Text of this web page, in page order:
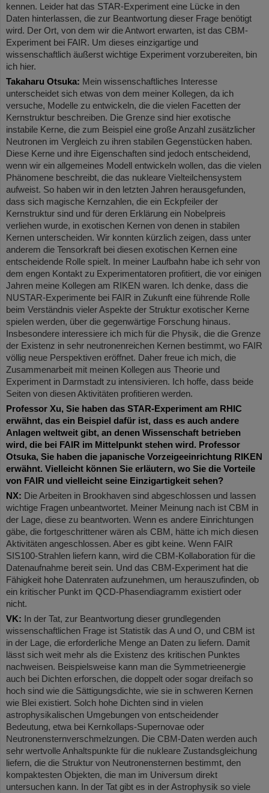
kennen. Leider hat das STAR-Experiment eine Lücke in den
Daten hinterlassen, die zur Beantwortung dieser Frage benötigt
wird. Der Ort, von dem wir die Antwort erwarten, ist das CBM-
Experiment bei FAIR. Um dieses einzigartige und
wissenschaftlich äußerst wichtige Experiment vorzubereiten, bin
ich hier.
Takaharu Otsuka: Mein wissenschaftliches Interesse
unterscheidet sich etwas von dem meiner Kollegen, da ich
versuche, Modelle zu entwickeln, die die vielen Facetten der
Kernstruktur beschreiben. Die Grenze sind hier exotische
instabile Kerne, die zum Beispiel eine große Anzahl zusätzlicher
Neutronen im Vergleich zu ihren stabilen Gegenstücken haben.
Diese Kerne und ihre Eigenschaften sind jedoch entscheidend,
wenn wir ein allgemeines Modell entwickeln wollen, das die vielen
Phänomene beschreibt, die das nukleare Vielteilchensystem
aufweist. So haben wir in den letzten Jahren herausgefunden,
dass sich magische Kernzahlen, die ein Eckpfeiler der
Kernstruktur sind und für deren Erklärung ein Nobelpreis
verliehen wurde, in exotischen Kernen von denen in stabilen
Kernen unterscheiden. Wir konnten kürzlich zeigen, dass unter
anderem die Tensorkraft bei diesen exotischen Kernen eine
entscheidende Rolle spielt. In meiner Laufbahn habe ich sehr von
dem engen Kontakt zu Experimentatoren profitiert, die vor einigen
Jahren meine Kollegen am RIKEN waren. Ich denke, dass die
NUSTAR-Experimente bei FAIR in Zukunft eine führende Rolle
beim Verständnis vieler Aspekte der Struktur exotischer Kerne
spielen werden, über die gegenwärtige Forschung hinaus.
Insbesondere interessiere ich mich für die Physik, die die Grenze
der Existenz in sehr neutronenreichen Kernen bestimmt, wo FAIR
völlig neue Perspektiven eröffnet. Daher freue ich mich, die
Zusammenarbeit mit meinen Kollegen aus Theorie und
Experiment in Darmstadt zu intensivieren. Ich hoffe, dass beide
Seiten von diesen Aktivitäten profitieren werden.
Professor Xu, Sie haben das STAR-Experiment am RHIC
erwähnt, das ein Beispiel dafür ist, dass es auch andere
Anlagen weltweit gibt, an denen Wissenschaft betrieben
wird, die bei FAIR im Mittelpunkt stehen wird. Professor
Otsuka, Sie haben die japanische Vorzeigeeinrichtung RIKEN
erwähnt. Vielleicht können Sie erläutern, wo Sie die Vorteile
von FAIR und vielleicht seine Einzigartigkeit sehen?
NX: Die Arbeiten in Brookhaven sind abgeschlossen und lassen
wichtige Fragen unbeantwortet. Meiner Meinung nach ist CBM in
der Lage, diese zu beantworten. Wenn es andere Einrichtungen
gäbe, die fortgeschrittener wären als CBM, hätte ich mich diesen
Aktivitäten angeschlossen. Aber es gibt keine. Wenn FAIR
SIS100-Strahlen liefern kann, wird die CBM-Kollaboration für die
Datenaufnahme bereit sein. Und das CBM-Experiment hat die
Fähigkeit hohe Datenraten aufzunehmen, um herauszufinden, ob
ein kritischer Punkt im QCD-Phasendiagramm existiert oder
nicht.
VK: In der Tat, zur Beantwortung dieser grundlegenden
wissenschaftlichen Frage ist Statistik das A und O, und CBM ist
in der Lage, die erforderliche Menge an Daten zu liefern. Damit
lässt sich weit mehr als die Existenz des kritischen Punktes
nachweisen. Beispielsweise kann man die Symmetrieenergie
auch bei Dichten erforschen, die doppelt oder sogar dreifach so
hoch sind wie die Sättigungsdichte, wie sie in schweren Kernen
wie Blei existiert. Solch hohe Dichten sind in vielen
astrophysikalischen Umgebungen von entscheidender
Bedeutung, etwa bei Kernkollaps-Supernovae oder
Neutronensternverschmelzungen. Die CBM-Daten werden auch
sehr wertvolle Anhaltspunkte für die nukleare Zustandsgleichung
liefern, die die Struktur von Neutronensternen bestimmt, den
kompaktesten Objekten, die man im Universum direkt
untersuchen kann. In der Tat gibt es in der Astrophysik so viele